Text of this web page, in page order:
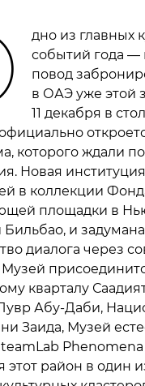
дно из главных
событий года
повод
в ОАЭ уже этой
11 декабря в
которого ждали
Новая
в коллекции
площадки в
и
диалога через
Музей
кварталу
Абу-Даби,
Заида, Музей
этот район в один